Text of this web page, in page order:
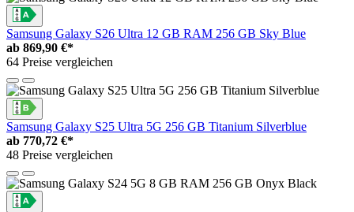
Samsung Galaxy S26 Ultra 12 GB RAM 256 GB Sky Blue
ab 869,90 €*
64 Preise vergleichen
Samsung Galaxy S25 Ultra 5G 256 GB Titanium Silverblue
ab 770,72 €*
48 Preise vergleichen